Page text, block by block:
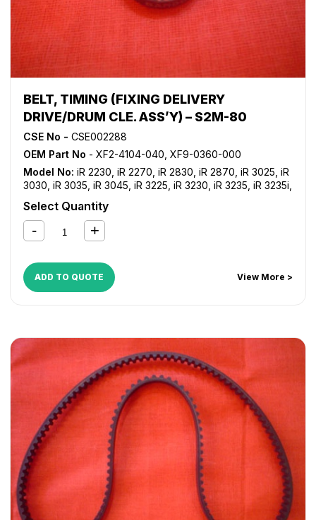
BELT, TIMING (FIXING DELIVERY
DRIVE/DRUM CLE. ASS’Y) – S2M-80
CSE No - CSE002288
OEM Part No - XF2-4104-040, XF9-0360-000
Model No: iR 2230 iR 2270 iR 2830 iR 2870 iR 3025 iR
3030 iR 3035 iR 3045 iR 3225 iR 3230 iR 3235 iR 3235i
iR 3245i
6060,NP 6085
Select Quantity
ADD TO QUOTE View More >